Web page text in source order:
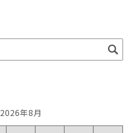
2026年8月